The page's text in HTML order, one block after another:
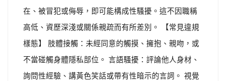
在、被冒犯或侮辱，即可能構成性騷擾。這不因職稱
高低、資歷深淺或關係親疏而有所差別。 【常見違規
樣態】 肢體接觸：未經同意的觸摸、擁抱、親吻，或
不當碰觸身體隱私部位。 言語騷擾：評論他人身材、
詢問性經驗、講黃色笑話或帶有性暗示的言詞。 視覺